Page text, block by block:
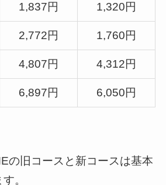
1,837円 1,320円
2,772円 1,760円
4,807円 4,312円
6,897円 6,050円
の旧コースと新コースは基本
。